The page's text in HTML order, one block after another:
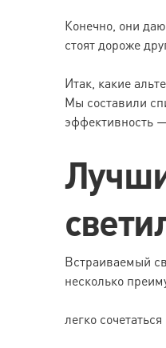
Конечно, они
стоят дороже
Итак, какие
Мы составили
эффективность
Встраиваемый
несколько
легко